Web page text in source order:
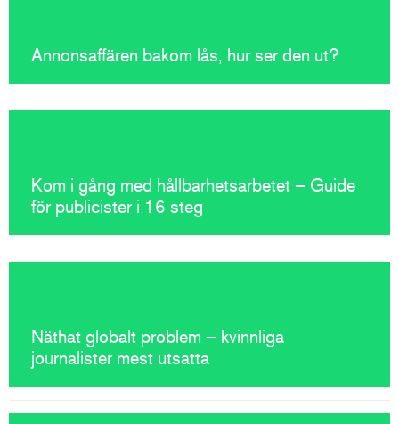
Annonsaffären bakom lås, hur ser den ut?
Kom i gång med hållbarhetsarbetet – Guide
för publicister i 16 steg
Näthat globalt problem – kvinnliga
journalister mest utsatta